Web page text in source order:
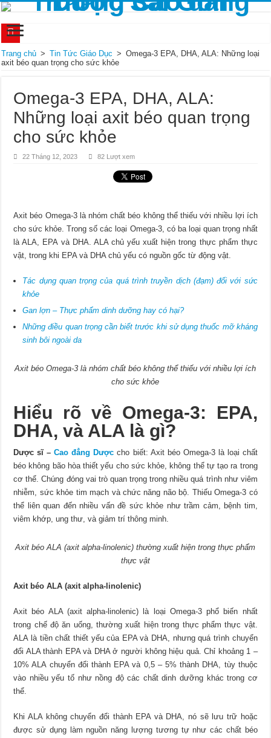
Bí mật của muối trong việc chữa trị đau dạ dày
Tuyển sinh hệ Chính quy 2 năm Cao đẳng Dược TPHCM năm 2023
Tuyển sinh Văn bằng 2 Cao đẳng Dược TPHCM 2023 bằng phương thức xét
Thời gian đào tạo chuyển đổi Văn bằng 2 Cao đẳng Dược TPHCM trong bao
Tuyển sinh Liên thông Cao đẳng Dược học cuối tuần tại TPHCM
Chính sách miễn giảm học phí Cao đẳng Dược TPHCM năm 2022
Trang chủ > Tin Tức Giáo Dục > Omega-3 EPA, DHA, ALA: Những loại
axit béo quan trọng cho sức khỏe
Omega-3 EPA, DHA, ALA:
Những loại axit béo quan trọng
cho sức khỏe
22 Tháng 12, 2023 82 Lượt xem
Axit béo Omega-3 là nhóm chất béo không thể thiếu với nhiều lợi ích
cho sức khỏe. Trong số các loại Omega-3, có ba loại quan trọng nhất
là ALA, EPA và DHA. ALA chủ yếu xuất hiện trong thực phẩm thực
vật, trong khi EPA và DHA chủ yếu có nguồn gốc từ động vật.
Tác dụng quan trọng của quá trình truyền dịch (đạm) đối với sức
khỏe
Gan lợn – Thực phẩm dinh dưỡng hay có hại?
Những điều quan trọng cần biết trước khi sử dụng thuốc mỡ kháng
sinh bôi ngoài da
Axit béo Omega-3 là nhóm chất béo không thể thiếu với nhiều lợi ích
cho sức khỏe
Hiểu rõ về Omega-3: EPA,
DHA, và ALA là gì?
Dược sĩ –Cao đẳng Dược cho biết: Axit béo Omega-3 là loại chất
béo không bão hòa thiết yếu cho sức khỏe, không thể tự tạo ra trong
cơ thể. Chúng đóng vai trò quan trọng trong nhiều quá trình như viêm
nhiễm, sức khỏe tim mạch và chức năng não bộ. Thiếu Omega-3 có
thể liên quan đến nhiều vấn đề sức khỏe như trầm cảm, bệnh tim,
viêm khớp, ung thư, và giảm trí thông minh.
Axit béo ALA (axit alpha-linolenic) thường xuất hiện trong thực phẩm
thực vật
Axit béo ALA (axit alpha-linolenic)
Axit béo ALA (axit alpha-linolenic) là loại Omega-3 phổ biến nhất
trong chế độ ăn uống, thường xuất hiện trong thực phẩm thực vật.
ALA là tiền chất thiết yếu của EPA và DHA, nhưng quá trình chuyển
đổi ALA thành EPA và DHA ở người không hiệu quả. Chỉ khoảng 1 –
10% ALA chuyển đổi thành EPA và 0,5 – 5% thành DHA, tùy thuộc
vào nhiều yếu tố như nồng độ các chất dinh dưỡng khác trong cơ
thể.
Khi ALA không chuyển đổi thành EPA và DHA, nó sẽ lưu trữ hoặc
được sử dụng làm nguồn năng lượng tương tự như các chất béo